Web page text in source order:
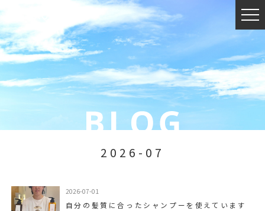
2026-07
2026-07-01
自分の髪質に合ったシャンプーを使えています